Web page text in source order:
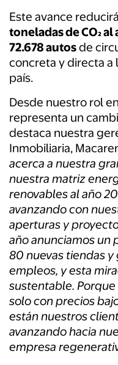
Este avance
toneladas de CO₂ al
72.678 autosde
concreta y directa a
país.
Desde nuestro rol
representa un
destaca nuestra
Inmobiliaria,
acerca a nuestra
nuestra matriz
renovables al año
avanzando con
aperturas y
año anunciamos un
80 nuevas tiendas
empleos, y esta
sustentable.
solo con precios
están nuestros
avanzando hacia
empresa